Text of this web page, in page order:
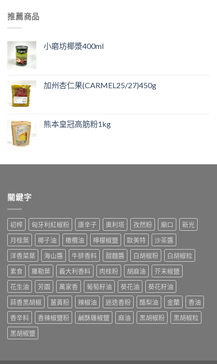
推薦商品
小磨坊椰漿400ml
加州杏仁果(CARMEL25/27)450g
熊本皇冠高筋粉1kg
關鍵字
初榨 匈牙利紅椒粉 唐辛子 奧利塔 孜然粉 廟口
新光
月桂葉
椰子油 橄欖油 檸檬椒鹽 歐美特
沙茶醬
洋香菜葉
海山醬 牛排香料 甜麵醬 白胡椒粉
白胡椒粒
素食
羅勒葉 義大利香料 肉桂粉 胡麻油
芥末椒鹽
花生油
芳園 萬家香 葡萄籽油 葵花油
葵花籽油
蒜香黑胡椒
薑黃粉 辣椒油 迷迭香粉 酪梨油 金蘭
香油
香辛料
香辣椒鹽粉 鹹酥雞椒鹽 麻油 黑胡椒粉
黑胡椒粒
黑胡椒鹽